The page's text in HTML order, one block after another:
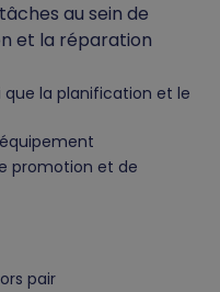
au sein de
et la réparation
que la planification et le
promotion et de
pair